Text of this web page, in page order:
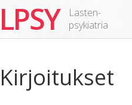
LPSY
Lasten-
psykiatria
Kirjoitukset